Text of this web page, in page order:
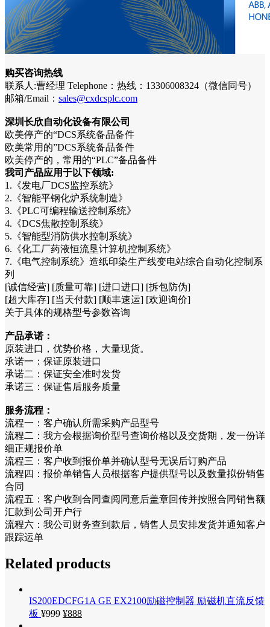
购买咨询热线
联系人:曹经理 Telephone：热线：13306008324（微信同号）
邮箱/Email： sales@cxdcsplc.com
深圳长欣自动化设备有限公司
欧美停产的“DCS系统备品备件
欧美常用的”DCS系统备品备件
欧美停产的，常用的“PLC”备品备件
我司产品应用于以下领域:
1.《发电厂DCS监控系统》
2.《智能平钢化炉系统制造》
3.《PLC可编程输送控制系统》
4.《DCS焦散控制系统》
5.《智能型消防供水控制系统》
6.《化工厂药液恒流垦计算机控制系统》
7.《电气控制系统》造纸印染生产线变电站综合自动化控制系
列
[诚信经营] [质量可靠] [进口进口] [拆包防伪]
[超大库存] [当天付款] [顺丰速运] [欢迎询价]
关于具体的规格型号参数咨询
产品承诺：
原装进口，优势价格，大量现货。
承诺一：保证原装进口
承诺二：保证安全准时发货
承诺三：保证售后服务质量
服务流程：
流程一：客户确认所需采购产品型号
流程二：我方会根据询价型号查询价格以及交货期，发一份详
细正规报价单
流程三：客户收到报价单并确认型号无误后订购产品
流程四：报价单销售人员根据客户提供型号以及数量拟份销售
合同
流程五：客户收到合同查阅同意后盖章回传并按照合同销售额
汇款到公司开户行
流程六：我公司财务查到款后，销售人员安排发货并通知客户
跟踪运单
Related products
IS200EDCFG1A GE EX2100励磁控制器 励磁机直流反馈
板 ¥999 ¥888